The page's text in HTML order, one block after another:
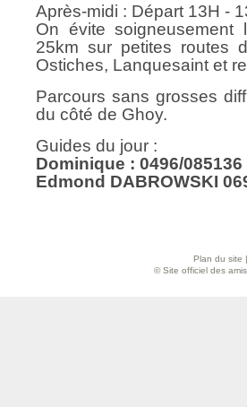
Après-midi : Départ 13H -
On évite soigneusement
25km sur petites routes
Ostiches, Lanquesaint et
Parcours sans grosses
du côté de Ghoy.
Guides du jour :
Dominique : 0496/
Edmond DABROWSKI
Plan du site
© Site officiel des